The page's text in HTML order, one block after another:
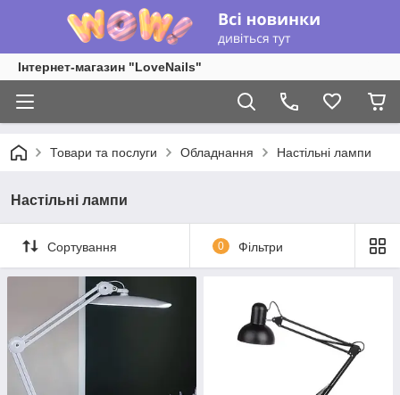
Інтернет-магазин "LoveNails"
Товари та послуги Обладнання Настільні лампи
Настільні лампи
Сортування 0 Фільтри